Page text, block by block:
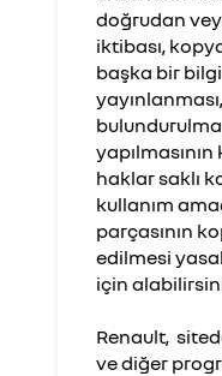
doğrudan
iktibası,
başka bir
haklar saklı
kullanım
parçasının
edilmesi
için
Renault,
ve diğer